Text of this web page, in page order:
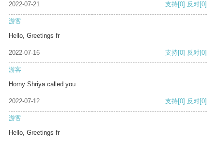
2022-07-21 支持[0] 反对[0]
游客
Hello, Greetings fr
2022-07-16 支持[0] 反对[0]
游客
Horny Shriya called you
2022-07-12 支持[0] 反对[0]
游客
Hello, Greetings fr